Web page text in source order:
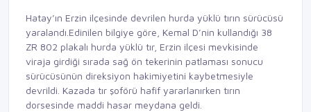
Hatay’ın Erzin ilçesinde devrilen hurda yüklü tırın sürücüsü
yaralandı.Edinilen bilgiye göre, Kemal D’nin kullandığı 38
ZR 802 plakalı hurda yüklü tır, Erzin ilçesi mevkisinde
viraja girdiği sırada sağ ön tekerinin patlaması sonucu
sürücüsünün direksiyon hakimiyetini kaybetmesiyle
devrildi. Kazada tır şoförü hafif yararlanırken tırın
dorsesinde maddi hasar meydana geldi.